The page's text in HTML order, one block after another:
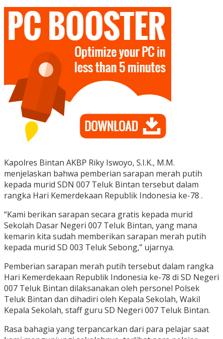
Kapolres Bintan AKBP Riky Iswoyo, S.I.K., M.M.
menjelaskan bahwa pemberian sarapan merah putih
kepada murid SDN 007 Teluk Bintan tersebut dalam
rangka Hari Kemerdekaan Republik Indonesia ke-78 .
“Kami berikan sarapan secara gratis kepada murid
Sekolah Dasar Negeri 007 Teluk Bintan, yang mana
kemarin kita sudah memberikan sarapan merah putih
kepada murid SD 003 Teluk Sebong,” ujarnya.
Pemberian sarapan merah putih tersebut dalam rangka
Hari Kemerdekaan Republik Indonesia ke-78 di SD Negeri
007 Teluk Bintan dilaksanakan oleh personel Polsek
Teluk Bintan dan dihadiri oleh Kepala Sekolah, Wakil
Kepala Sekolah, staff guru SD Negeri 007 Teluk Bintan.
Rasa bahagia yang terpancarkan dari para pelajar saat